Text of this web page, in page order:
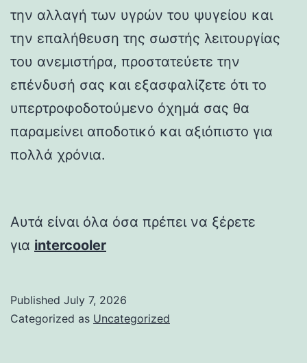
την αλλαγή των υγρών του ψυγείου και
την επαλήθευση της σωστής λειτουργίας
του ανεμιστήρα, προστατεύετε την
επένδυσή σας και εξασφαλίζετε ότι το
υπερτροφοδοτούμενο όχημά σας θα
παραμείνει αποδοτικό και αξιόπιστο για
πολλά χρόνια.
Αυτά είναι όλα όσα πρέπει να ξέρετε
για intercooler
Published July 7, 2026
Categorized as Uncategorized